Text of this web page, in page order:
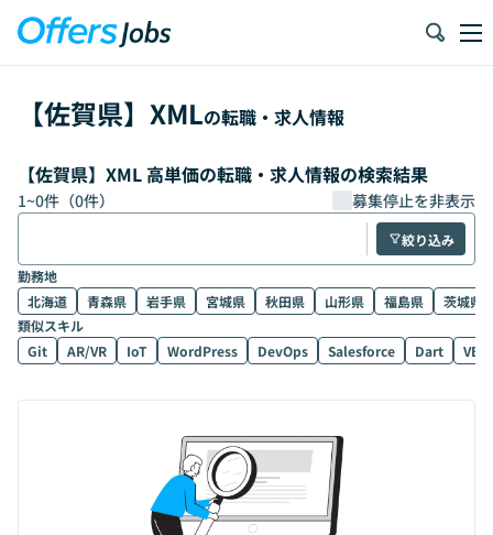
【佐賀県】 XMLの転職・求人情報
【佐賀県】XML 高単価の転職・求人情報の検索結果
1~0件（0件） 募集停止を非表示
絞り込み
勤務地
北海道
青森県 岩手県 宮城県 秋田県 山形県 福島県
茨城県
類似スキル
Git
AR/VR IoT WordPress DevOps Salesforce Dart